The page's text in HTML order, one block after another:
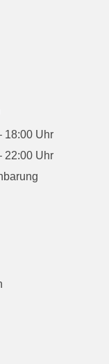
18:00 Uhr
22:00 Uhr